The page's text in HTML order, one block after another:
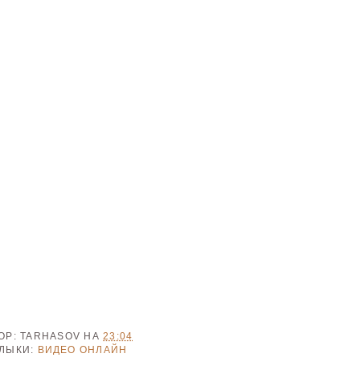
TARHASOV НА23:04
ВИДЕО ОНЛАЙН